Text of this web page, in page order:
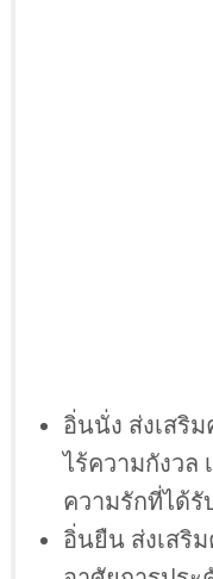
อิ่นนั่ง ส่งเสริ
ไร้ความกังวล
ความรักที่ได้รั
อิ่นยืน ส่งเสริ